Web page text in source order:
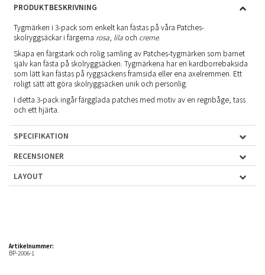
PRODUKTBESKRIVNING
Tygmärken i 3-pack som enkelt kan fästas på våra Patches-
skolryggsäckar i färgerna rosa lila och creme.
Skapa en färgstark och rolig samling av Patches-tygmärken som barnet
själv kan fästa på skolryggsäcken. Tygmärkena har en kardborrebaksida
som lätt kan fästas på ryggsäckens framsida eller ena axelremmen. Ett
roligt sätt att göra skolryggsäcken unik och personlig.
I detta 3-pack ingår färgglada patches med motiv av en regnbåge, tass
och ett hjärta.
SPECIFIKATION
RECENSIONER
LAYOUT
Artikelnummer:
BP-2006-1